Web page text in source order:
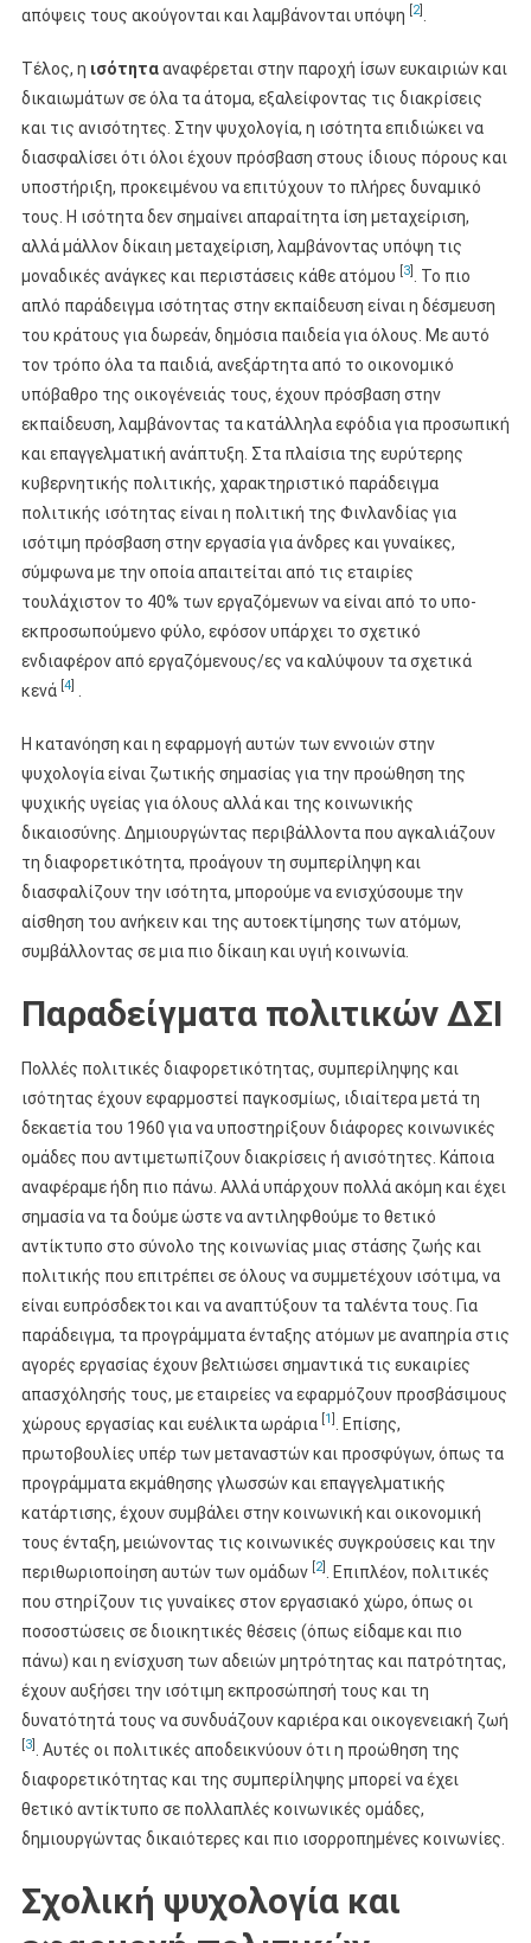
απόψεις τους ακούγονται και λαμβάνονται υπόψη
2]
Τέλος, η ισότητααναφέρεται στην παροχή ίσων ευκαιριών και
δικαιωμάτων σε όλα τα άτομα, εξαλείφοντας τις διακρίσεις
και τις ανισότητες. Στην ψυχολογία, η ισότητα επιδιώκει να
διασφαλίσει ότι όλοι έχουν πρόσβαση στους ίδιους πόρους και
υποστήριξη, προκειμένου να επιτύχουν το πλήρες δυναμικό
τους. Η ισότητα δεν σημαίνει απαραίτητα ίση μεταχείριση,
αλλά μάλλον δίκαιη μεταχείριση, λαμβάνοντας υπόψη τις
μοναδικές ανάγκες και περιστάσεις κάθε ατόμου
3]
. Το πιο
απλό παράδειγμα ισότητας στην εκπαίδευση είναι η δέσμευση
του κράτους για δωρεάν, δημόσια παιδεία για όλους. Με αυτό
τον τρόπο όλα τα παιδιά, ανεξάρτητα από το οικονομικό
υπόβαθρο της οικογένειάς τους, έχουν πρόσβαση στην
εκπαίδευση, λαμβάνοντας τα κατάλληλα εφόδια για προσωπική
και επαγγελματική ανάπτυξη. Στα πλαίσια της ευρύτερης
κυβερνητικής πολιτικής, χαρακτηριστικό παράδειγμα
πολιτικής ισότητας είναι η πολιτική της Φινλανδίας για
ισότιμη πρόσβαση στην εργασία για άνδρες και γυναίκες,
σύμφωνα με την οποία απαιτείται από τις εταιρίες
τουλάχιστον το 40% των εργαζόμενων να είναι από το υπο-
εκπροσωπούμενο φύλο, εφόσον υπάρχει το σχετικό
ενδιαφέρον από εργαζόμενους/ες να καλύψουν τα σχετικά
κενά 4]
Η κατανόηση και η εφαρμογή αυτών των εννοιών στην
ψυχολογία είναι ζωτικής σημασίας για την προώθηση της
ψυχικής υγείας για όλους αλλά και της κοινωνικής
δικαιοσύνης. Δημιουργώντας περιβάλλοντα που αγκαλιάζουν
τη διαφορετικότητα, προάγουν τη συμπερίληψη και
διασφαλίζουν την ισότητα, μπορούμε να ενισχύσουμε την
αίσθηση του ανήκειν και της αυτοεκτίμησης των ατόμων,
συμβάλλοντας σε μια πιο δίκαιη και υγιή κοινωνία.
Παραδείγματα πολιτικών ΔΣΙ
Πολλές πολιτικές διαφορετικότητας, συμπερίληψης και
ισότητας έχουν εφαρμοστεί παγκοσμίως, ιδιαίτερα μετά τη
δεκαετία του 1960 για να υποστηρίξουν διάφορες κοινωνικές
ομάδες που αντιμετωπίζουν διακρίσεις ή ανισότητες. Κάποια
αναφέραμε ήδη πιο πάνω. Αλλά υπάρχουν πολλά ακόμη και έχει
σημασία να τα δούμε ώστε να αντιληφθούμε το θετικό
αντίκτυπο στο σύνολο της κοινωνίας μιας στάσης ζωής και
πολιτικής που επιτρέπει σε όλους να συμμετέχουν ισότιμα, να
είναι ευπρόσδεκτοι και να αναπτύξουν τα ταλέντα τους. Για
παράδειγμα, τα προγράμματα ένταξης ατόμων με αναπηρία στις
αγορές εργασίας έχουν βελτιώσει σημαντικά τις ευκαιρίες
απασχόλησής τους, με εταιρείες να εφαρμόζουν προσβάσιμους
χώρους εργασίας και ευέλικτα ωράρια 1
. Επίσης,
πρωτοβουλίες υπέρ των μεταναστών και προσφύγων, όπως τα
προγράμματα εκμάθησης γλωσσών και επαγγελματικής
κατάρτισης, έχουν συμβάλει στην κοινωνική και οικονομική
τους ένταξη, μειώνοντας τις κοινωνικές συγκρούσεις και την
περιθωριοποίηση αυτών των ομάδων 2]
. Επιπλέον, πολιτικές
που στηρίζουν τις γυναίκες στον εργασιακό χώρο, όπως οι
ποσοστώσεις σε διοικητικές θέσεις (όπως είδαμε και πιο
πάνω) και η ενίσχυση των αδειών μητρότητας και πατρότητας,
έχουν αυξήσει την ισότιμη εκπροσώπησή τους και τη
δυνατότητά τους να συνδυάζουν καριέρα και οικογενειακή ζωή
3]
. Αυτές οι πολιτικές αποδεικνύουν ότι η προώθηση της
διαφορετικότητας και της συμπερίληψης μπορεί να έχει
θετικό αντίκτυπο σε πολλαπλές κοινωνικές ομάδες,
δημιουργώντας δικαιότερες και πιο ισορροπημένες κοινωνίες.
Σχολική ψυχολογία και